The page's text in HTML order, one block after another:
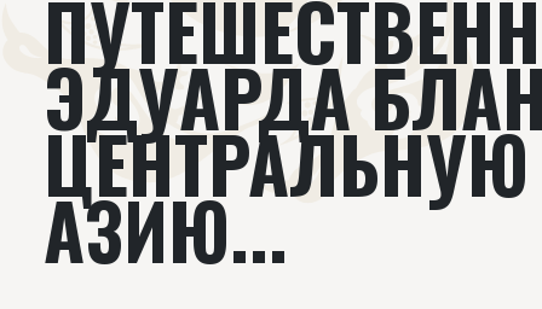
Проекты Подкасты
Книги Видеолекторий
ЭДУАРДА
ЦЕНТРАЛЬНУЮ
АЗИЮ...